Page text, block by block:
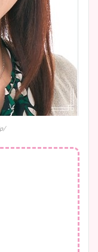
太ってた時の体重が
ww原因や痩せたダ
方は？昔と現在を画
像比較！
アナのカップ画像ま
脚や水着姿に年齢も
グアナのニット画像
足も美脚でカップも